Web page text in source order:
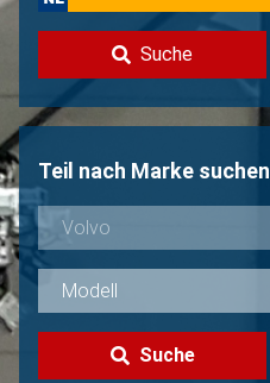
Suche
Teil nach Marke suchen
Suche